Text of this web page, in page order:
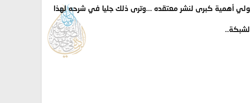
أهمية كبرى لنشر معتقده ...وترى ذلك جليا في شرحه لهذا